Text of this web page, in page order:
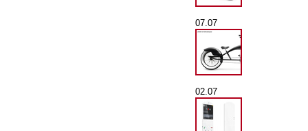
07.07
02.07